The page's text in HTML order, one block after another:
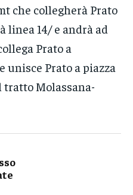
che collegherà Prato
linea 14/ e andrà ad
Prato a
unisce Prato a piazza
tratto Molassana-